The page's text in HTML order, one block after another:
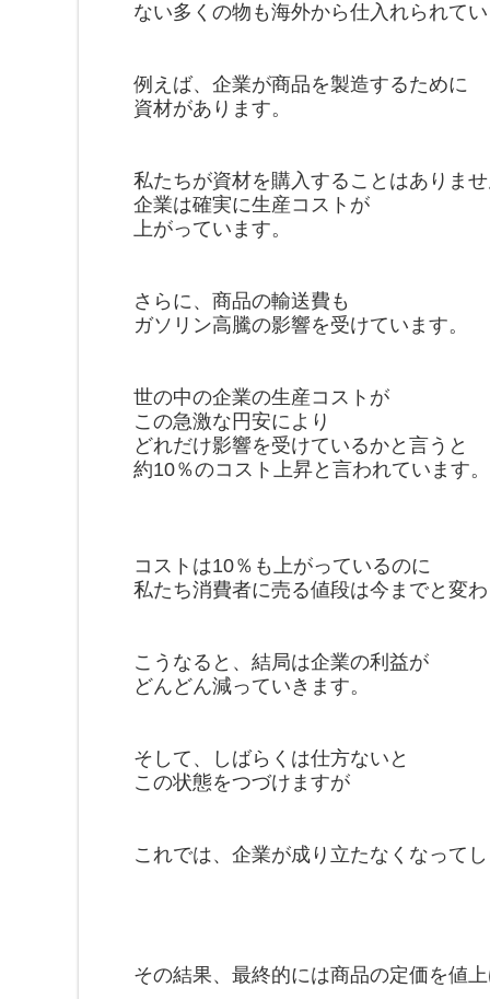
ない多くの物も海外から仕入れられて
例えば、企業が商品を製造するために
資材があります。
私たちが資材を購入することはありま
企業は確実に生産コストが
上がっています。
さらに、商品の輸送費も
ガソリン高騰の影響を受けています。
世の中の企業の生産コストが
この急激な円安により
どれだけ影響を受けているかと言うと
約10％のコスト上昇と言われています。
コストは10％も上がっているのに
私たち消費者に売る値段は今までと変
こうなると、結局は企業の利益が
どんどん減っていきます。
そして、しばらくは仕方ないと
この状態をつづけますが
これでは、企業が成り立たなくなって
その結果、最終的には商品の定価を値